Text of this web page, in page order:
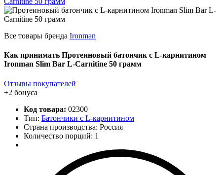
Все товары бренда Ironman
Как принимать Протеиновый батончик с L-карнитином
Ironman Slim Bar L-Carnitine 50 грамм
Отзывы покупателей
+2 бонуса
Код товара: 02300
Тип: Батончики с L-карнитином
Страна производства: Россия
Количество порций: 1